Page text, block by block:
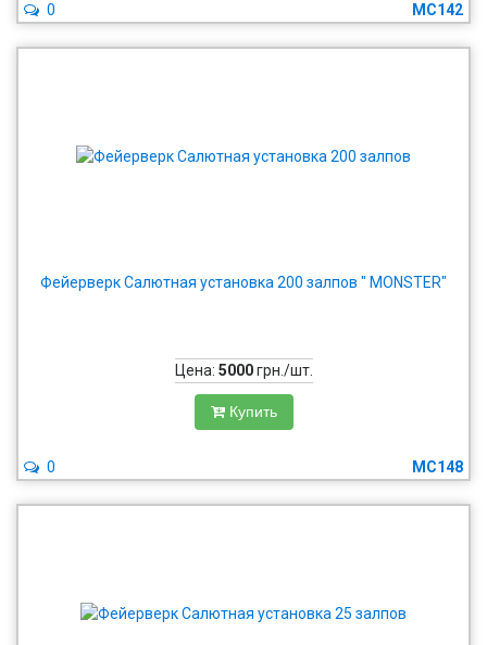
MC142
0
Фейерверк Салютная установка 200 залпов " MONSTER"
Цена: 5000грн./шт.
Купить
MC148
0